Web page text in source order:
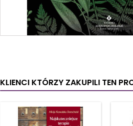
KLIENCI KTÓRZY ZAKUPILI TEN